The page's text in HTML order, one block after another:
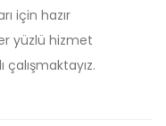
için hazır
yüzlü hizmet
çalışmaktayız.